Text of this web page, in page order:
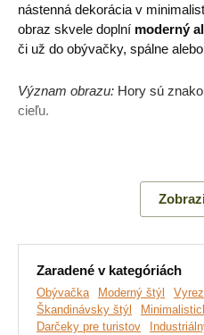
nástenná dekorácia v
obraz skvele doplní moderný
či už do obývačky, spálne
Význam obrazu: Hory sú
cieľu.
Hlavné výhody
Originálna vyrezávaná
Jednoduchá montáž na
Drevený 3 mm hrubý
Zaradené v kategóriách
Obývačka Moderný štýl
Škandinávsky štýl
Darčeky pre turistov